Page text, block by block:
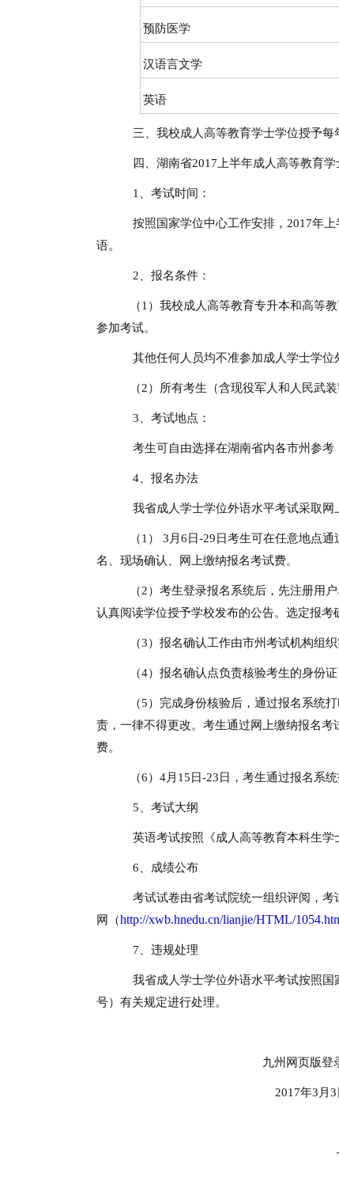
预防医学
汉语言文学
英语
三、我校成人高等教育学士学位授予每
四、湖南省2017上半年成人高等教育学
1、考试时间：
按照国家学位中心工作安排，2017年上
语。
2、报名条件：
（1）我校成人高等教育专升本和高等
参加考试。
其他任何人员均不准参加成人学士学位
（2）所有考生（含现役军人和人民武
3、考试地点：
考生可自由选择在湖南省内各市州参考
4、报名办法
我省成人学士学位外语水平考试采取网
（1） 3月6日-29日考生可在任意地点通
名、现场确认、网上缴纳报名考试费。
（2）考生登录报名系统后，先注册用
认真阅读学位授予学校发布的公告。选定报
（3）报名确认工作由市州考试机构组
（4）报名确认点负责核验考生的身份
（5）完成身份核验后，通过报名系统
责，一律不得更改。考生通过网上缴纳报名
费。
（6）4月15日-23日，考生通过报名系
5、考试大纲
英语考试按照《成人高等教育本科生学
6、成绩公布
考试试卷由省考试院统一组织评阅，考
网（http://xwb.hnedu.cn/lianjie/HTML/
7、违规处理
我省成人学士学位外语水平考试按照国
号）有关规定进行处理。
九州网页版登录入口
2017年3月3